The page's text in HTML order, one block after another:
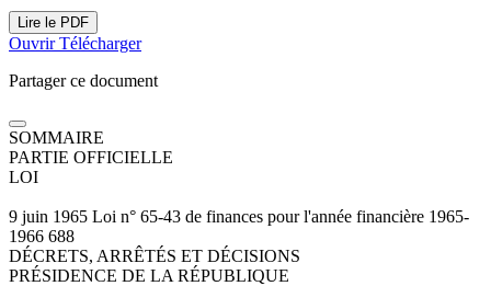
Lire le PDF
OuvrirTélécharger
Partager ce document
SOMMAIRE
PARTIE OFFICIELLE
LOI
9 juin 1965 Loi n° 65-43 de finances pour l'année financière 1965-
1966 688
DÉCRETS, ARRÊTÉS ET DÉCISIONS
PRÉSIDENCE DE LA RÉPUBLIQUE